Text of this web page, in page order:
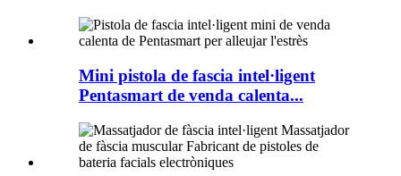
Mini pistola de fascia intel·ligent
Pentasmart de venda calenta...